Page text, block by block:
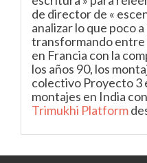
de director de «
analizar lo que poco
transformando entre
en Francia con la
los años 90, los
colectivo Proyecto 3
montajes en India
Trimukhi Platform